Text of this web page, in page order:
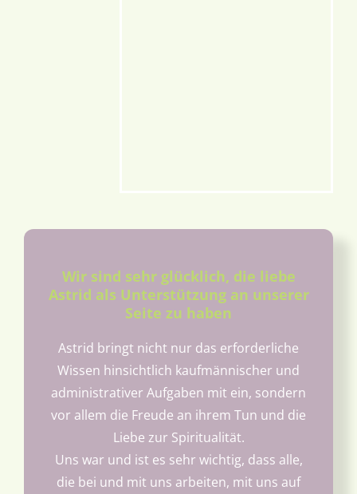
Wir sind sehr glücklich, die liebe
Astrid als Unterstützung an unserer
Seite zu haben
Astrid bringt nicht nur das erforderliche
Wissen hinsichtlich kaufmännischer und
administrativer Aufgaben mit ein, sondern
vor allem die Freude an ihrem Tun und die
Liebe zur Spiritualität.
Uns war und ist es sehr wichtig, dass alle,
die bei und mit uns arbeiten, mit uns auf